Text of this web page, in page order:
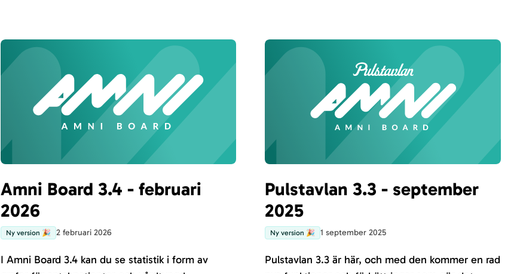
Amni Board 3.4 - februari
2026
Ny version 🎉 2 februari 2026
I Amni Board 3.4 kan du se statistik i form av
Pulstavlan 3.3 - september
2025
Ny version 🎉 1 september 2025
Pulstavlan 3.3 är här, och med den kommer en rad